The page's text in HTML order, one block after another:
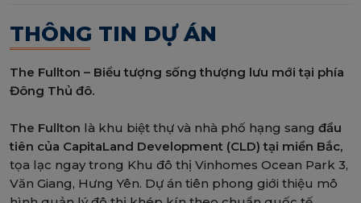
THÔNG TIN DỰ ÁN
The Fullton – Biểu tượng sống thượng lưu mới tại phía
Đông Thủ đô.
The Fullton là khu biệt thự và nhà phố hạng sang đầu
tiên của CapitaLand Development (CLD) tại miền Bắc,
tọa lạc ngay trong Khu đô thị Vinhomes Ocean Park 3,
Văn Giang, Hưng Yên. Dự án tiên phong giới thiệu mô